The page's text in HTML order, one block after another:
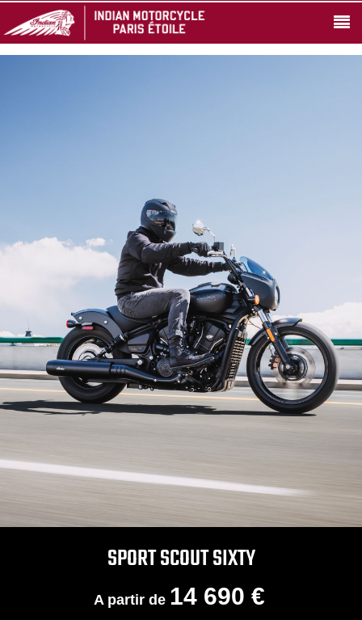
SPORT SCOUT SIXTY
A partir de 14 690 €